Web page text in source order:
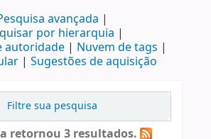
avançada
por hierarquia
autoridade
Nuvem de tags
Sugestões de aquisição
Filtre sua pesquisa
retornou 3 resultados.